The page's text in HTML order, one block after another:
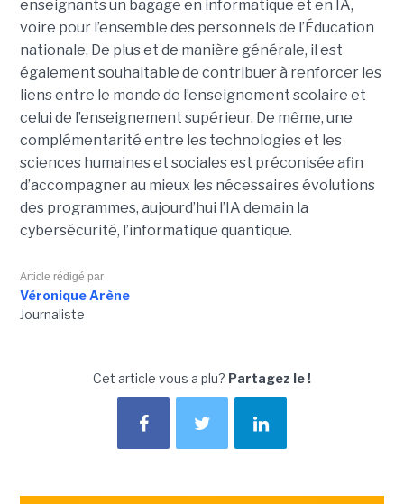
enseignants un bagage en informatique et en IA,
voire pour l’ensemble des personnels de l’Éducation
nationale. De plus et de manière générale, il est
également souhaitable de contribuer à renforcer les
liens entre le monde de l’enseignement scolaire et
celui de l’enseignement supérieur. De même, une
complémentarité entre les technologies et les
sciences humaines et sociales est préconisée afin
d’accompagner au mieux les nécessaires évolutions
des programmes, aujourd’hui l’IA demain la
cybersécurité, l’informatique quantique.
Article rédigé par
Véronique Arène
Journaliste
Cet article vous a plu? Partagez le !